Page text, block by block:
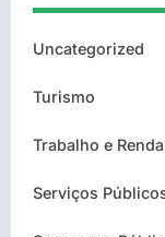
Uncategorized
Turismo
Trabalho e Renda
Serviços